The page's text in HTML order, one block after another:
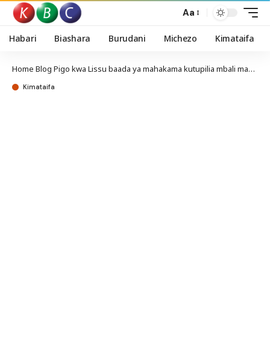
Aa
Habari Biashara Burudani Michezo Kimataifa
Home Blog Pigo kwa Lissu baada ya mahakama kutupilia mbali maombi yake
Kimataifa